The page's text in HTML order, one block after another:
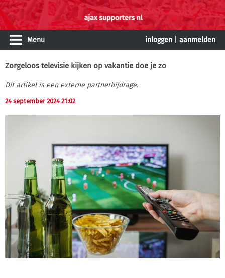
Menu inloggen aanmelden
Zorgeloos televisie kijken op vakantie doe je zo
Dit artikel is een externe partnerbijdrage.
24 september 2024 21:02